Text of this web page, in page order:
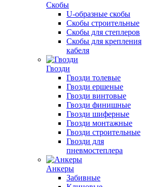
Скобы
U-образные скобы
Скобы строительные
Скобы для степлеров
Скобы для крепления
кабеля
Гвозди
Гвозди толевые
Гвозди ершеные
Гвозди винтовые
Гвозди финишные
Гвозди шиферные
Гвозди монтажные
Гвозди строительные
Гвозди для
пневмостеплера
Анкеры
Забивные